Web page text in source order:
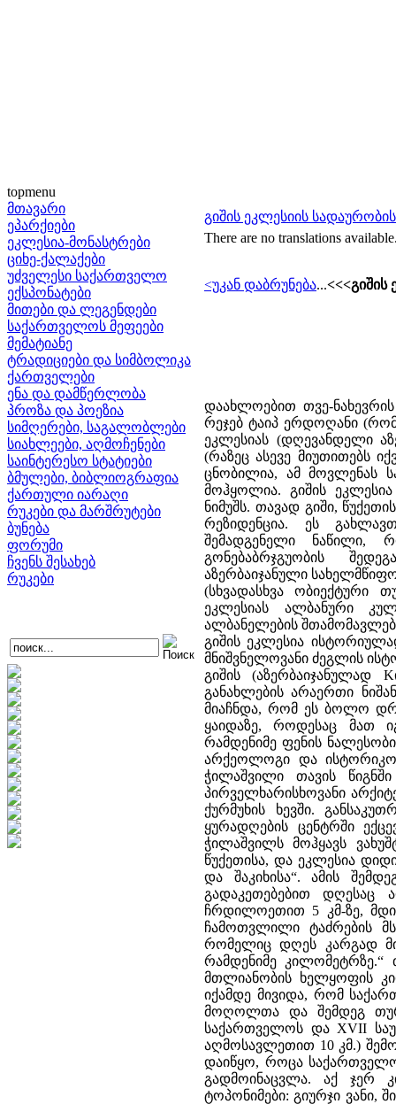
topmenu
მთავარი
ეპარქიები
ეკლესია-მონასტრები
ციხე-ქალაქები
უძველესი საქართველო
ექსპონატები
მითები და ლეგენდები
საქართველოს მეფეები
მემატიანე
ტრადიციები და სიმბოლიკა
ქართველები
ენა და დამწერლობა
პროზა და პოეზია
სიმღერები, საგალობლები
სიახლეები, აღმოჩენები
საინტერესო სტატიები
ბმულები, ბიბლიოგრაფია
ქართული იარაღი
რუკები და მარშრუტები
ბუნება
ფორუმი
ჩვენს შესახებ
რუკები
გიშის ეკლესიის
There are no translations
<უკან დაბრუნება...<<<გიშის
დაახლოებით თვე-
რეჯებ ტაიპ ერდოღანი
ეკლესიას (დღევანდელი
(რაზეც ასევე მიუთითებს
ცნობილია, ამ მოვლენას
მოჰყოლია. გიშის
ნიმუშს. თავად გიში,
რეზიდენცია. ეს
შემადგენელი ნაწილი,
გონებაბრჯგუობის
აზერბაიჯანული
(სხვადასხვა ობიექტური
ეკლესიას ალბანური
ალბანელების
გიშის ეკლესია
მნიშვნელოვანი ძეგლის
გიშის (აზერბაიჯანულად
განახლების არაერთი
მიაჩნდა, რომ ეს ბოლო
ყაიდაზე, როდესაც მათ
რამდენიმე ფენის
არქეოლოგი და
ჭილაშვილი თავის
პირველხარისხოვანი
ქურმუხის ხევში.
ყურადღების ცენტრში
ჭილაშვილს მოჰყავს
წუქეთისა, და ეკლესია
და შაკიხისა“. ამის
გადაკეთებებით დღესაც
ჩრდილოეთით 5 კმ-ზე,
ჩამოთვლილი ტაძრების
რომელიც დღეს კარგად
რამდენიმე
მთლიანობის ხელყოფის
იქამდე მივიდა, რომ
მოღოლთა და შემდეგ
საქართველოს და XVII
აღმოსავლეთით 10 კმ.)
დაიწყო, როცა
გადმოინაცვლა. აქ ჯერ
ტოპონიმები: გიურჯი ვანი,